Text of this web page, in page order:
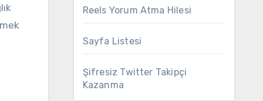
Reels Yorum Atma Hilesi
Sayfa Listesi
Şifresiz Twitter Takipçi
Kazanma